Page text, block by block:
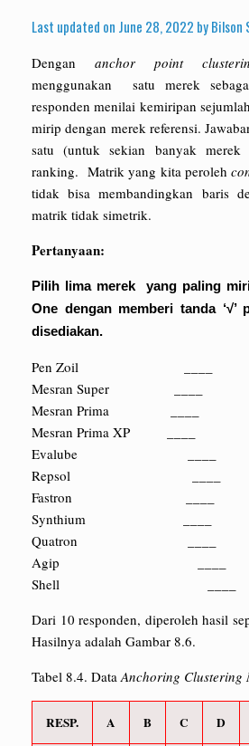
Last updated on June 28, 2022 by Bilson
Dengan anchor point
menggunakan satu merek
responden menilai kemiripan
mirip dengan merek referensi.
satu (untuk sekian banyak
ranking. Matrik yang kita peroleh
tidak bisa membandingkan baris
matrik tidak simetrik.
Pertanyaan:
Pilih lima merek yang paling
One dengan memberi tanda ‘√’
disediakan.
Pen Zoil ____
Mesran Super ____
Mesran Prima ____
Mesran Prima XP ____
Evalube ____
Repsol ____
Fastron ____
Synthium ____
Quatron ____
Agip ____
Shell ____
Dari 10 responden, diperoleh hasil
Hasilnya adalah Gambar 8.6.
Tabel 8.4. DataAnchoring Clustering
RESP. A B C D